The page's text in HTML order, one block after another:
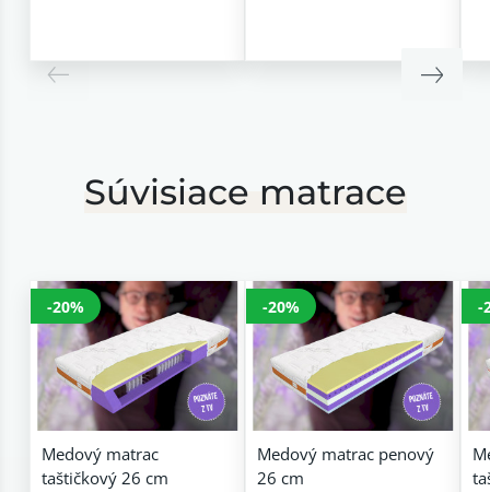
Súvisiace matrace
-20%
Medový matrac
taštičkový 26 cm
-20%
Medový matrac penový
26 cm
-